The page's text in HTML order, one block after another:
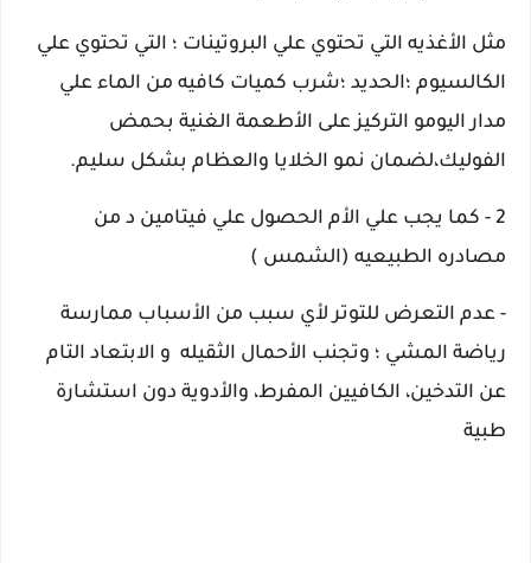
مثل الأغذيه التي تحتوي علي البروتينات ؛ التي تحتوي علي
الكالسيوم ؛الحديد ؛شرب كميات كافيه من الماء علي
مدار اليومو التركيز على الأطعمة الغنية بحمض
الفوليك،لضمان نمو الخلايا والعظام بشكل سليم.
2 - كما يجب علي الأم الحصول علي فيتامين د من
مصادره الطبيعيه (الشمس )
- عدم التعرض للتوتر لأي سبب من الأسباب ممارسة
رياضة المشي ؛ وتجنب الأحمال الثقيله و الابتعاد التام
عن التدخين، الكافيين المفرط، والأدوية دون استشارة
طبية